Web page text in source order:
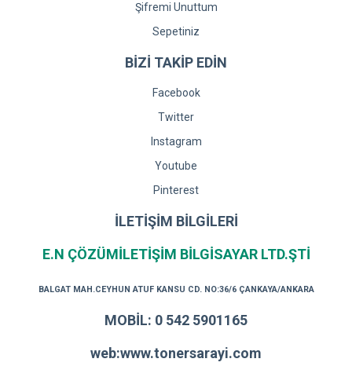
Şifremi Unuttum
Sepetiniz
BİZİ TAKİP EDİN
Facebook
Twitter
Instagram
Youtube
Pinterest
İLETİŞİM BİLGİLERİ
E.N ÇÖZÜMİLETİŞİM BİLGİSAYAR LTD.ŞTİ
BALGAT MAH.CEYHUN ATUF KANSU CD. NO:36/6 ÇANKAYA/ANKARA
MOBİL: 0 542 5901165
web:www.tonersarayi.com